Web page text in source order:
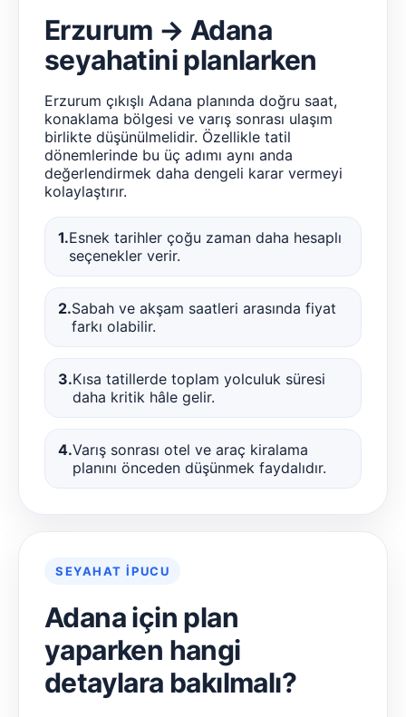
Erzurum → Adana
seyahatini planlarken
Erzurum çıkışlı Adana planında doğru saat,
konaklama bölgesi ve varış sonrası ulaşım
birlikte düşünülmelidir. Özellikle tatil
dönemlerinde bu üç adımı aynı anda
değerlendirmek daha dengeli karar vermeyi
kolaylaştırır.
1.Esnek tarihler çoğu zaman daha hesaplı
seçenekler verir.
2.Sabah ve akşam saatleri arasında fiyat
farkı olabilir.
3.Kısa tatillerde toplam yolculuk süresi
daha kritik hâle gelir.
4.Varış sonrası otel ve araç kiralama
planını önceden düşünmek faydalıdır.
SEYAHAT İPUCU
Adana için plan
yaparken hangi
detaylara bakılmalı?